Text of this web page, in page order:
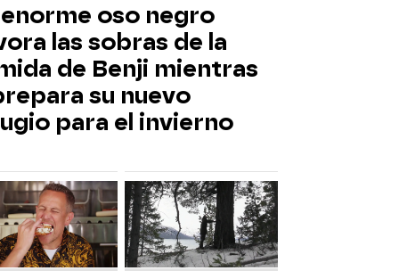
oso negro
las sobras de la
de Benji mientras
su nuevo
para el invierno